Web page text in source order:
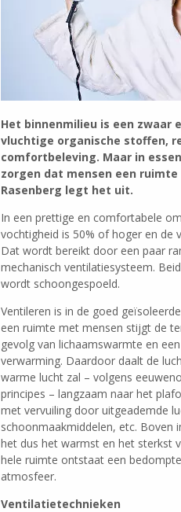
Het binnenmilieu is een
vluchtige organische stoffen,
comfortbeleving. Maar in
zorgen dat mensen een ruimte
Rasenberg legt het uit.
In een prettige en comfortabele
vochtigheid is 50% of hoger en de
Dat wordt bereikt door een paar
mechanisch ventilatiesysteem.
wordt schoongespoeld.
Ventileren is in de goed
een ruimte met mensen stijgt de
gevolg van lichaamswarmte en
verwarming. Daardoor daalt de
warme lucht zal – volgens
principes – langzaam naar het
met vervuiling door uitgeademde
schoonmaakmiddelen, etc. Boven
het dus het warmst en het sterkst
hele ruimte ontstaat een
atmosfeer.
Ventilatietechnieken